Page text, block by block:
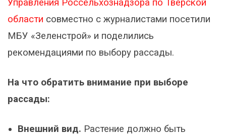
Управления Россельхознадзора по Тверской
области совместно с журналистами посетили
МБУ «Зеленстрой» и поделились
рекомендациями по выбору рассады.
На что обратить внимание при выборе
рассады:
Внешний вид. Растение должно быть